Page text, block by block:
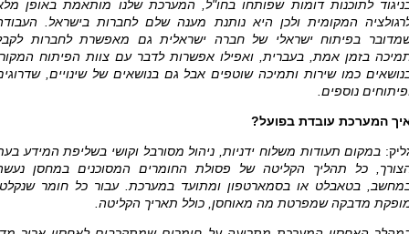
לתוכנות דומות שפותחו בחו"ל, המערכת שלנו מותאמת באופן
המקומית ולכן היא נותנת מענה שלם לחברות בישראל.
בפיתוח ישראלי של חברה ישראלית גם מאפשרת לחברות
בזמן אמת, בעברית, ואפילו אפשרות לדבר עם צוות הפיתוח
כמו שירות ותמיכה שוטפים אבל גם בנושאים של שינויים,
נוספים.
המערכת עובדת בפועל?
במקום תעודות משלוח ידניות, ניהול מסורבל וקושי בשליפת המידע
כל תהליך הקליטה של פסולת החומרים המסוכנים במחסן
בטאבלט או בסמארטפון ומתועד במערכת. עבור כל חומר
מדבקה שמפרטת מה מאוחסן, כולל תאריך הקליטה.